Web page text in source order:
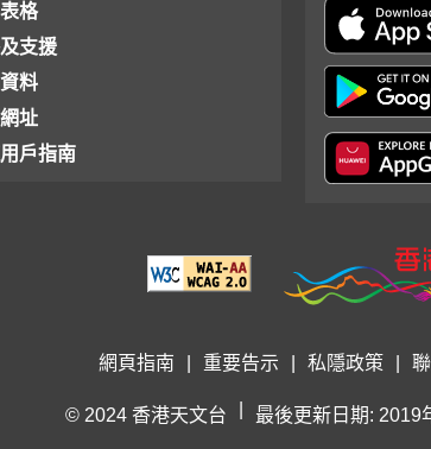
格
支援
料
址
戶指南
網頁指南 重要告示 私隱政策
© 2024 香港天文台 最後更新日期: 2019